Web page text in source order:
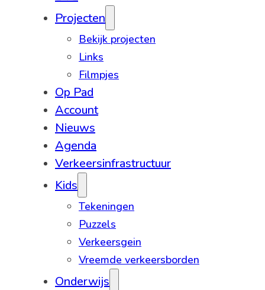
Projecten
Bekijk projecten
Links
Filmpjes
Op Pad
Account
Nieuws
Agenda
Verkeersinfrastructuur
Kids
Tekeningen
Puzzels
Verkeersgein
Vreemde verkeersborden
Onderwijs